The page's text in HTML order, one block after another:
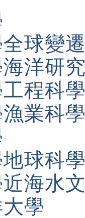
球變
洋研
程科
業科
球科
海水
學